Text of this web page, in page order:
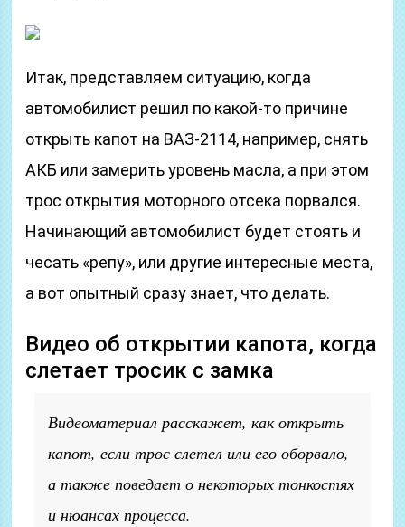
Итак, представляем ситуацию, когда
автомобилист решил по какой-то причине
открыть капот на ВАЗ-2114, например, снять
АКБ или замерить уровень масла, а при этом
трос открытия моторного отсека порвался.
Начинающий автомобилист будет стоять и
чесать «репу», или другие интересные места,
а вот опытный сразу знает, что делать.
Видео об открытии капота, когда
слетает тросик с замка
Видеоматериал расскажет, как открыть
капот, если трос слетел или его оборвало,
а также поведает о некоторых тонкостях
и нюансах процесса.